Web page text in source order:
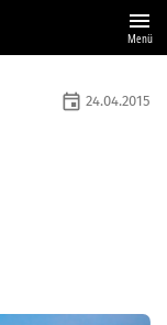
menu
Menü
event 24.04.2015